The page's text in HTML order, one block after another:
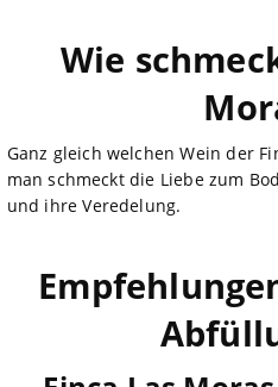
Wie
Ganz gleich welchen Wein der
man schmeckt die Liebe zum
und ihre Veredelung.